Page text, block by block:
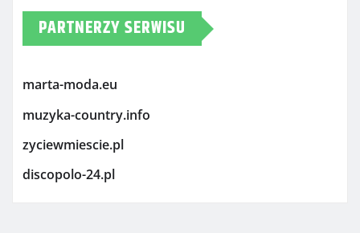
PARTNERZY SERWISU
marta-moda.eu
muzyka-country.info
zyciewmiescie.pl
discopolo-24.pl